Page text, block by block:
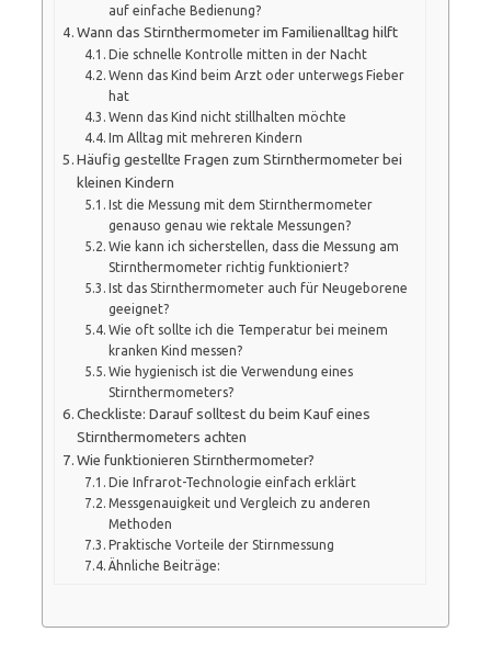
auf einfache Bedienung?
Wann das Stirnthermometer im Familienalltag hilft
Die schnelle Kontrolle mitten in der Nacht
Wenn das Kind beim Arzt oder unterwegs Fieber
hat
Wenn das Kind nicht stillhalten möchte
Im Alltag mit mehreren Kindern
Häufig gestellte Fragen zum Stirnthermometer bei
kleinen Kindern
Ist die Messung mit dem Stirnthermometer
genauso genau wie rektale Messungen?
Wie kann ich sicherstellen, dass die Messung am
Stirnthermometer richtig funktioniert?
Ist das Stirnthermometer auch für Neugeborene
geeignet?
Wie oft sollte ich die Temperatur bei meinem
kranken Kind messen?
Wie hygienisch ist die Verwendung eines
Stirnthermometers?
Checkliste: Darauf solltest du beim Kauf eines
Stirnthermometers achten
Wie funktionieren Stirnthermometer?
Die Infrarot-Technologie einfach erklärt
Messgenauigkeit und Vergleich zu anderen
Methoden
Praktische Vorteile der Stirnmessung
Ähnliche Beiträge: